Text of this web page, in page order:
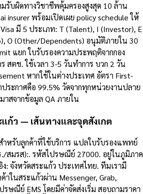
มรับผิดทางวิชาชีพคุ้มครองสูงสุด 10 ล้าน
insurer พร้อมเปิดเผย policy schedule ให้
มี 5 ประเภท: T (Talent), I (Investor), E
O (Other/Dependents) อนุมัติภายใน 30
แยก ใบรับรองความประพฤติจากกอง
สตช. ใช้เวลา 3-5 วันทำการ บวก 2 วัน
หากใช้ในต่างประเทศ อัตรา First-
ประกาศคือ 99.5% วัดจากทุกหน่วยงานปลาย
สจากข้อมูล QA ภายใน
ก้ว — เส้นทางและจุดสังเกต
หรับลูกค้าที่ใช้บริการ แปลใบรับรองแพทย์
สมรส):. รหัสไปรษณีย์ 27000. อยู่ในภูมิภาค
: จังหวัดสระแก้ว ประเทศไทย. ทีมเรามี
าในสระแก้วผ่าน Messenger, Grab,
รษณีย์ EMS โดยมีค่าจัดส่งเริ่ม สอบถามราคา